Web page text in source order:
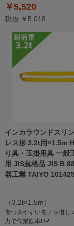
￥5,520
税抜 ￥5,018
インカラウンドスリ
レス形 3.2t用×1.5m
り具・玉掛用具 一般
用 JIS規格品 JIS B
器工業 TAIYO
（3.2t×1.5m）
傷つきやすいモノを優し
力で作業効率UP